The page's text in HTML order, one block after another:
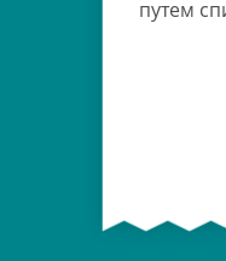
путем